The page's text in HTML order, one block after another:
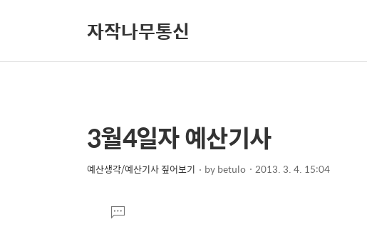
자작나무통신
상
세
컨
본
문
제
3월4일자 예산기사
예산생각/예산기사 짚어보기 bybetulo 2013. 3. 4. 15:04
댓
글